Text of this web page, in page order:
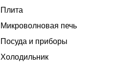
Плита
Микроволновая печь
Посуда и приборы
Холодильник